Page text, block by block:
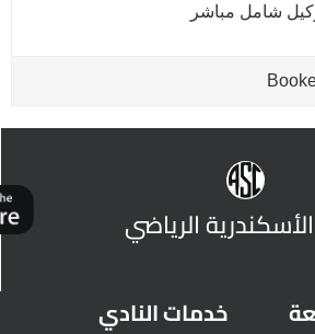
شامل مباشر
الرياضي
خدمات النادي